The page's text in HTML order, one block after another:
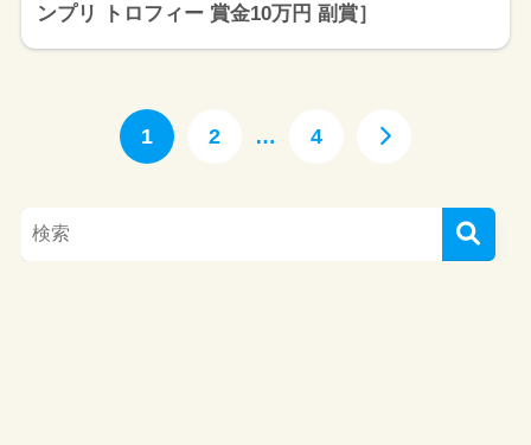
ンプリ トロフィー 賞金10万円 副賞］
1 2 … 4